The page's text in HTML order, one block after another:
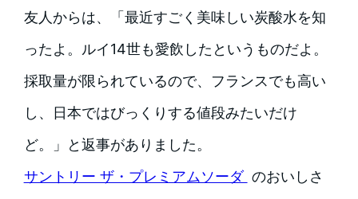
友人からは、「最近すごく美味しい炭酸水を知
ったよ。ルイ14世も愛飲したというものだよ。
採取量が限られているので、フランスでも高い
し、日本ではびっくりする値段みたいだけ
ど。」と返事がありました。
サントリー ザ・プレミアムソーダ のおいしさ